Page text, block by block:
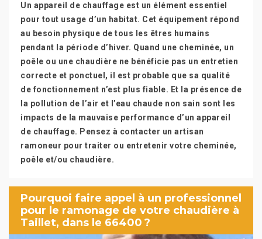
Un appareil de chauffage est un élément essentiel
pour tout usage d’un habitat. Cet équipement répond
au besoin physique de tous les êtres humains
pendant la période d’hiver. Quand une cheminée, un
poêle ou une chaudière ne bénéficie pas un entretien
correcte et ponctuel, il est probable que sa qualité
de fonctionnement n’est plus fiable. Et la présence de
la pollution de l’air et l’eau chaude non sain sont les
impacts de la mauvaise performance d’un appareil
de chauffage. Pensez à contacter un artisan
ramoneur pour traiter ou entretenir votre cheminée,
poêle et/ou chaudière.
Pourquoi faire appel à un professionnel
pour le ramonage de votre chaudière à
Taillet, dans le 66400 ?